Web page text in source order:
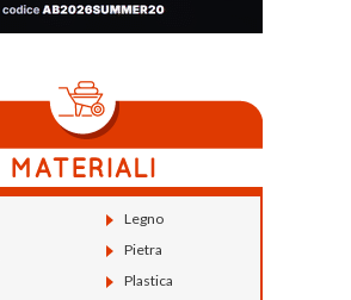
Legno
Pietra
Plastica